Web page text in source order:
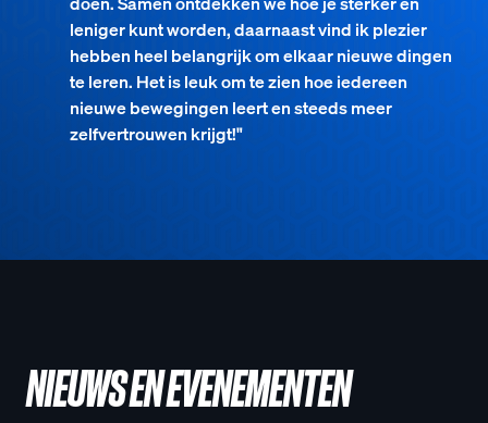
leniger kunt worden, daarnaast vind ik plezier
hebben heel belangrijk om elkaar nieuwe dingen
te leren. Het is leuk om te zien hoe iedereen
nieuwe bewegingen leert en steeds meer
zelfvertrouwen krijgt!"
NIEUWS EN EVENEMENTEN